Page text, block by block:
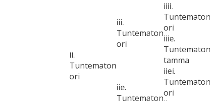
ii.
Tuntematon
ori
iii.
Tuntematon
ori
iiii.
Tuntematon
ori
iiie.
Tuntematon
tamma
iie.
Tuntematon
iiei.
Tuntematon
ori